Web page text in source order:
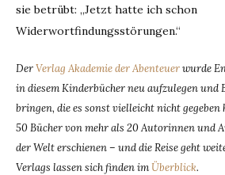
sie betrübt: „Jetzt hatte ich schon
Widerwortfindungsstörungen.“
DerVerlag Akademie der Abenteuerwurde
in diesem Kinderbücher neu aufzulegen und
bringen, die es sonst vielleicht nicht gegeben
50 Bücher von mehr als 20 Autorinnen und
der Welt erschienen – und die Reise geht
Verlags lassen sich finden imÜberblick.